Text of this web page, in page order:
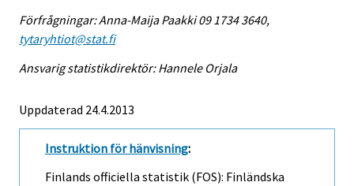
Förfrågningar: Anna-Maija Paakki 09 1734 3640,
tytaryhtiot@stat.fi
Ansvarig statistikdirektör: Hannele Orjala
Uppdaterad 24.4.2013
Instruktion för hänvisning:
Finlands officiella statistik (FOS): Finländska